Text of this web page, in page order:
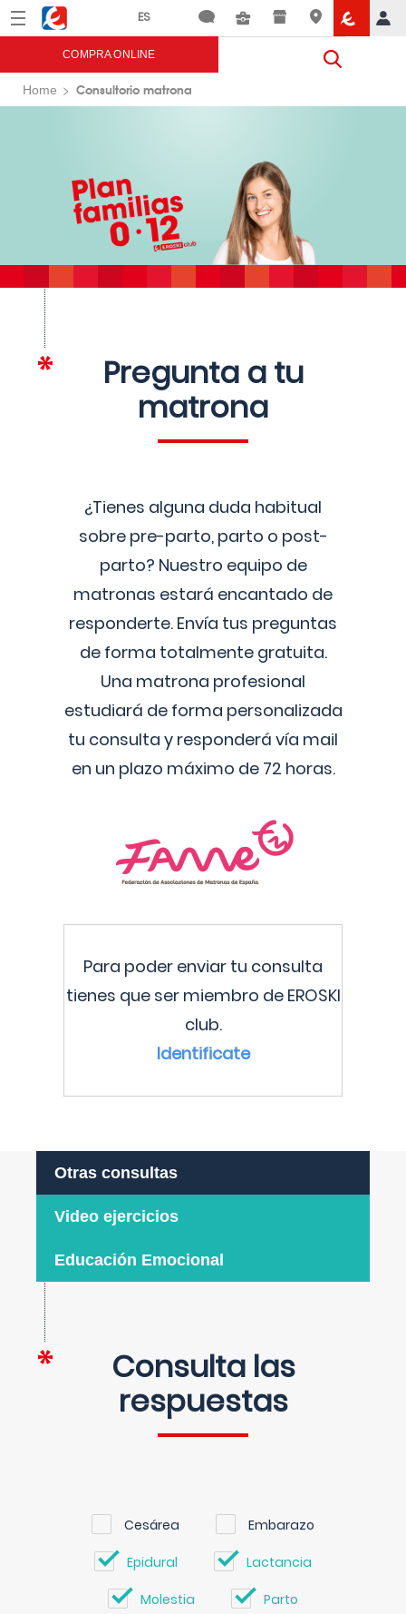
Menú Eroski
COMPRA ONLINE
Home Consultorio matrona
Pregunta a tu
matrona
¿Tienes alguna duda habitual
sobre pre-parto, parto o post-
parto? Nuestro equipo de
matronas estará encantado de
responderte. Envía tus preguntas
de forma totalmente gratuita.
Una matrona profesional
estudiará de forma personalizada
tu consulta y responderá vía mail
en un plazo máximo de 72 horas.
Para poder enviar tu consulta
tienes que ser miembro de EROSKI
club.
Identificate
Otras consultas
Video ejercicios
Educación Emocional
Consulta las
respuestas
Cesárea Embarazo
Epidural Lactancia
Molestia Parto